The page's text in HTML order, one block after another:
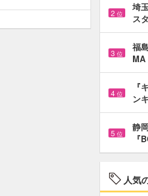
2 位
埼
ス
3 位
福
4 位
『
ン
5 位
静
『
人気